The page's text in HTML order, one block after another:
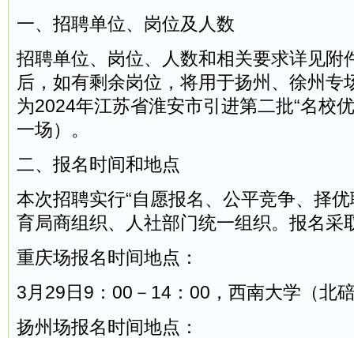
一、招聘单位、岗位及人数
招聘单位、岗位、人数和相关要求详见附
后，如有剩余岗位，将用于扬州、徐州专
为2024年江苏省淮安市引进第二批“名校
一场）。
二、报名时间和地点
本次招聘实行“自愿报名、公平竞争、择
育局商组织、人社部门统一组织。报名采
重庆场报名时间地点：
3月29日9：00－14：00，西南大学（北
扬州场报名时间地点：